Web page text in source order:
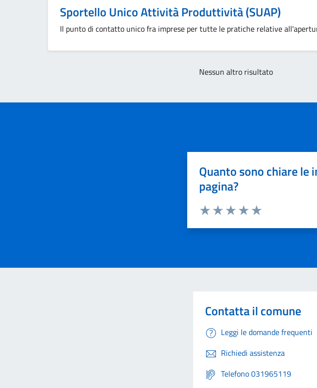
Sportello Unico Attività Produttività (SUAP)
Il punto di contatto unico fra imprese per tutte le pratiche relative
Nessun altro risultato
Quanto sono chiare le
pagina?
Contatta il comune
Leggi le domande frequenti
Richiedi assistenza
Telefono 031965119